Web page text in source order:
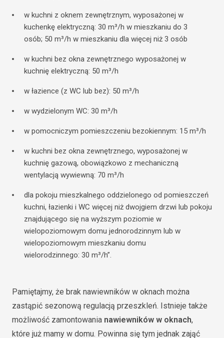
w kuchni z oknem zewnętrznym, wyposażonej w
kuchenkę elektryczną: 30 m³/h w mieszkaniu do 3
osób; 50 m³/h w mieszkaniu dla więcej niż 3 osób
w kuchni bez okna zewnętrznego wyposażonej w
kuchnię elektryczną: 50 m³/h
w łazience (z WC lub bez): 50 m³/h
w wydzielonym WC: 30 m³/h
w pomocniczym pomieszczeniu bezokiennym: 15 m³/h
w kuchni bez okna zewnętrznego, wyposażonej w
kuchnię gazową, obowiązkowo z mechaniczną
wentylacją wywiewną: 70 m³/h
dla pokoju mieszkalnego oddzielonego od pomieszczeń
kuchni, łazienki i WC więcej niż dwojgiem drzwi lub pokoju
znajdującego się na wyższym poziomie w
wielopoziomowym domu jednorodzinnym lub w
wielopoziomowym mieszkaniu domu
wielorodzinnego: 30 m³/h”.
Pamiętajmy, że brak nawiewników w oknach można
zastąpić sezonową regulacją przeszkleń. Istnieje także
możliwość zamontowania nawiewników w oknach,
które już mamy w domu. Powinna się tym jednak zająć